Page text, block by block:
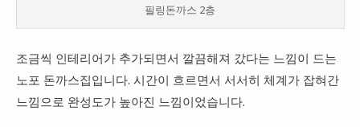
필링돈까스 2층
조금씩 인테리어가 추가되면서 깔끔해져 갔다는 느낌이 드는
노포 돈까스집입니다. 시간이 흐르면서 서서히 체계가 잡혀간
느낌으로 완성도가 높아진 느낌이었습니다.